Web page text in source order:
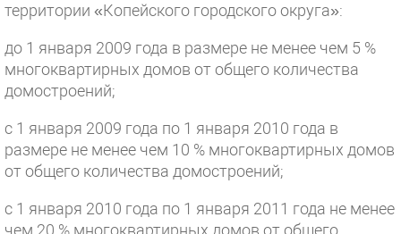
территории «Копейского городского округа»:
до 1 января 2009 года в размере не менее чем 5 %
многоквартирных домов от общего количества
домостроений;
с 1 января 2009 года по 1 января 2010 года в
размере не менее чем 10 % многоквартирных домов
от общего количества домостроений;
с 1 января 2010 года по 1 января 2011 года не менее
чем 20 % многоквартирных домов от общего